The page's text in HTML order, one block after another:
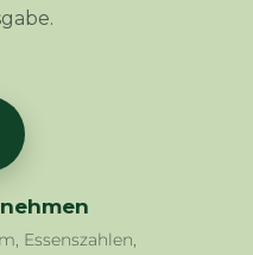
Essenszahlen,